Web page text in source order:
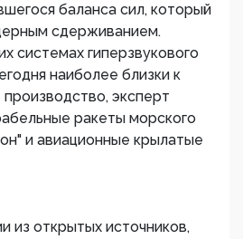
баланса сил, который
сдерживанием.
системах гиперзвукового
наиболее близки к
эксперт
ракеты морского
и авиационные крылатые
из открытых источников,